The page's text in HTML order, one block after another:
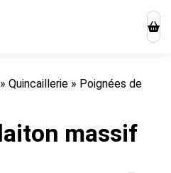
» Quincaillerie » Poignées de
massif